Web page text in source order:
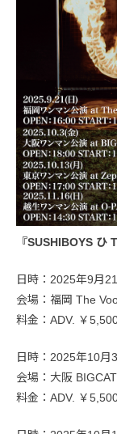
『SUSHIBOYS ひ
日時：2025年9月
会場：福岡 The
料金：ADV. ￥
日時：2025年10月
会場：大阪 BIGCAT
料金：ADV. ￥